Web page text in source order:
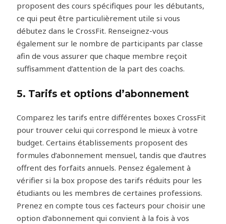
proposent des cours spécifiques pour les débutants,
ce qui peut être particulièrement utile si vous
débutez dans le CrossFit. Renseignez-vous
également sur le nombre de participants par classe
afin de vous assurer que chaque membre reçoit
suffisamment d’attention de la part des coachs.
5. Tarifs et options d’abonnement
Comparez les tarifs entre différentes boxes CrossFit
pour trouver celui qui correspond le mieux à votre
budget. Certains établissements proposent des
formules d’abonnement mensuel, tandis que d’autres
offrent des forfaits annuels. Pensez également à
vérifier si la box propose des tarifs réduits pour les
étudiants ou les membres de certaines professions.
Prenez en compte tous ces facteurs pour choisir une
option d’abonnement qui convient à la fois à vos